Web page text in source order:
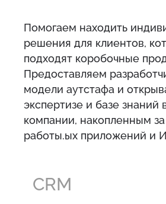
Помогаем находить
решения для клиентов,
подходят коробочные
Предоставляем
модели аутстафа и
экспертизе и базе знаний
компании, накопленным
работы.ых приложений и
CRM